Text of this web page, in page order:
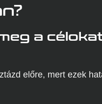
a
előre, mert ezek